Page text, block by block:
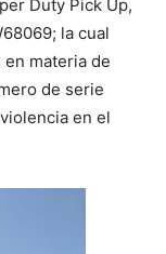
Duty Pick Up,
la cual
materia de
de serie
en el